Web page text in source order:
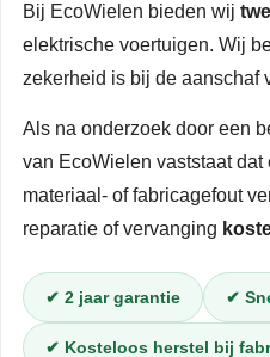
Bij EcoWielen bieden wij
elektrische voertuigen. Wij
zekerheid is bij de aanschaf
Als na onderzoek door een
van EcoWielen vaststaat dat
materiaal- of fabricagefout
reparatie of vervanging
✔ 2 jaar garantie ✔
✔ Kosteloos herstel bij